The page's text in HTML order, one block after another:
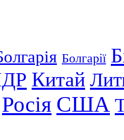
Болгарії
Китай
Росія США